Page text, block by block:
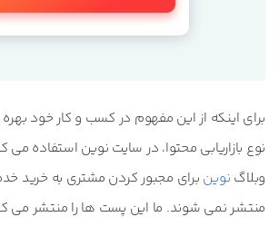
برای اینکه از این مفهوم در کسب و کار خود بهره
نوع بازاریابی محتوا، در سایت نوین استفاده
وبلاگ نوین برای مجبور کردن مشتری به خرید
منتشر نمی شوند. ما این پست ها را منتشر می